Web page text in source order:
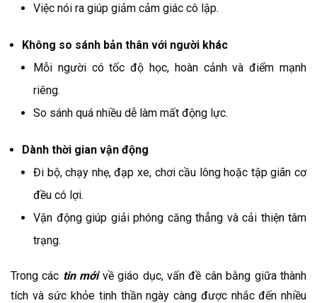
Việc nói ra giúp giảm cảm giác cô lập.
Không so sánh bản thân với người khác
Mỗi người có tốc độ học, hoàn cảnh và điểm mạnh
riêng.
So sánh quá nhiều dễ làm mất động lực.
Dành thời gian vận động
Đi bộ, chạy nhẹ, đạp xe, chơi cầu lông hoặc tập giãn cơ
đều có lợi.
Vận động giúp giải phóng căng thẳng và cải thiện tâm
trạng.
Trong các tin mớivề giáo dục, vấn đề cân bằng giữa thành
tích và sức khỏe tinh thần ngày càng được nhắc đến nhiều